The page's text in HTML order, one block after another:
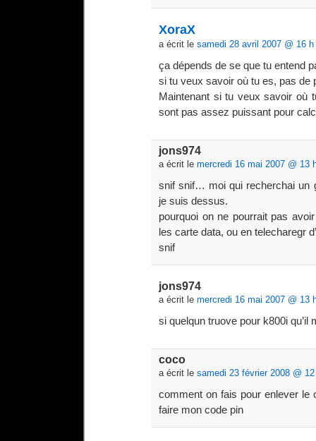
XoraX
a écrit le samedi 28 avril 2007 @ 16 h
ça dépends de se que tu entend
si tu veux savoir où tu es, pas de
Maintenant si tu veux savoir où
sont pas assez puissant pour
jons974
a écrit le mercredi 16 mai 2007 @ 13
snif snif… moi qui recherchai un
je suis dessus.
pourquoi on ne pourrait pas
les carte data, ou en telecharegr
snif
jons974
a écrit le mercredi 16 mai 2007 @ 13
si quelqun truove pour k800i qu’il
coco
a écrit le samedi 23 février 2008 @
comment on fais pour enlever le
faire mon code pin